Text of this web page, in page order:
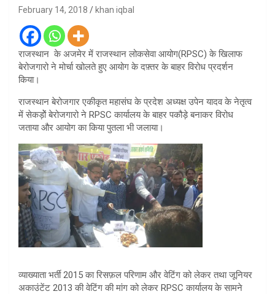
February 14, 2018 khan iqbal
राजस्थान के अजमेर में राजस्थान लोकसेवा आयोग(RPSC) के खिलाफ
बेरोजगारो ने मोर्चा खोलते हुए आयोग के दफ़्तर के बाहर विरोध प्रदर्शन
किया।
राजस्थान बेरोजगार एकीकृत महासंघ के प्रदेश अध्यक्ष उपेन यादव के नेतृत्व
में सेकड़ोें बेरोजगारो ने RPSC कार्यालय के बाहर पकौड़े बनाकर विरोध
जताया और आयोग का किया पुतला भी जलाया।
व्याख्याता भर्ती 2015 का रिसफ़ल परिणाम और वेटिंग को लेकर तथा जूनियर
अकाउंटेंट 2013 की वेटिंग की मांग को लेकर RPSC कार्यालय के सामने